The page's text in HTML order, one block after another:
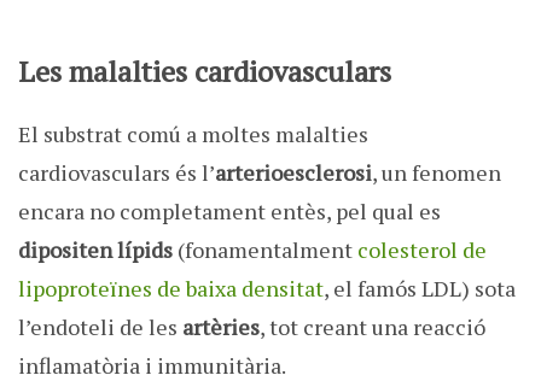
Les malalties cardiovasculars
El substrat comú a moltes malalties
cardiovasculars és l’arterioesclerosi, un fenomen
encara no completament entès, pel qual es
dipositen lípids (fonamentalment colesterol de
lipoproteïnes de baixa densitat, el famós LDL) sota
l’endoteli de les artèries, tot creant una reacció
inflamatòria i immunitària.